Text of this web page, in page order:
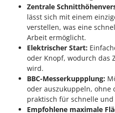
Zentrale
lässt sich mit einem
verstellen, was eine
Arbeit ermöglicht.
Elektrischer Start:
oder Knopf, wodurch das
wird.
BBC-Messerkuppplung:
oder auszukuppeln, ohne
praktisch für schnelle
Empfohlene maximale